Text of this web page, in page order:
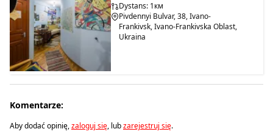
Dystans: 1км
Pivdennyi Bulvar, 38, Ivano-
Frankivsk, Ivano-Frankivska Oblast,
Ukraina
Komentarze:
Aby dodać opinię,zaloguj się, lubzarejestruj się.